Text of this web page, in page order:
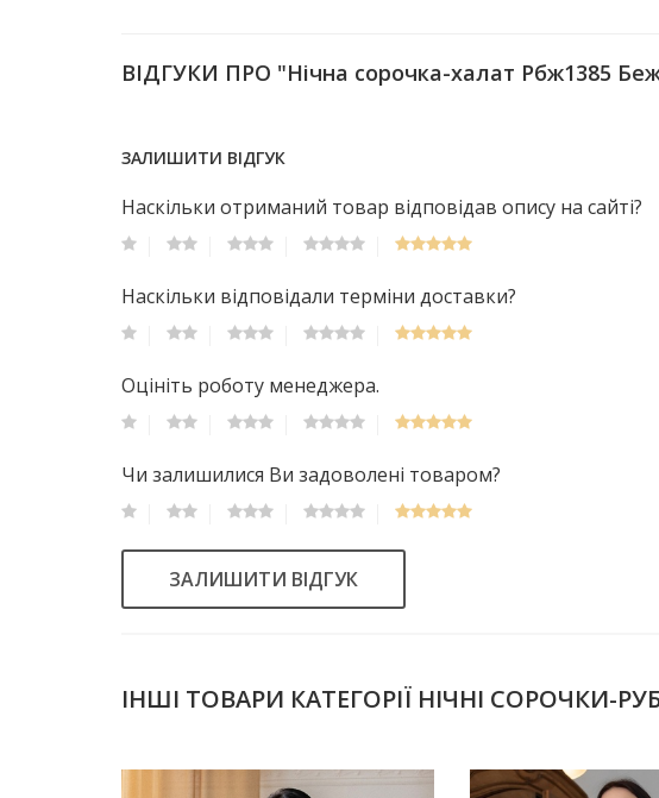
ВІДГУКИ ПРО "Нічна сорочка-халат Рбж1385
ЗАЛИШИТИ ВІДГУК
Наскільки отриманий товар відповідав опису на сайті?
Наскільки відповідали терміни доставки?
Оцініть роботу менеджера.
Чи залишилися Ви задоволені товаром?
ЗАЛИШИТИ ВІДГУК
ІНШІ ТОВАРИ КАТЕГОРІЇ НІЧНІ СОРОЧКИ-